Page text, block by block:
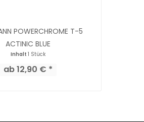
POWERCHROME T-5
ACTINIC BLUE
Inhalt 1 Stück
ab 12,90 € *